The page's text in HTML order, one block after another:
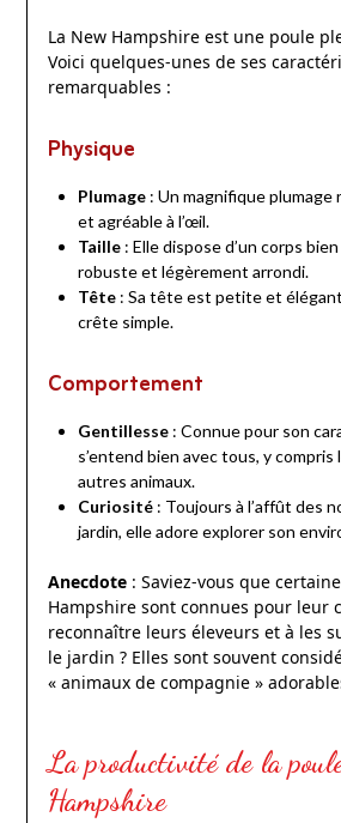
La New Hampshire est une poule
Voici quelques-unes de ses
remarquables :
Physique
Plumage: Un magnifique plumage
et agréable à l’œil.
Taille: Elle dispose d’un corps
robuste et légèrement arrondi.
Tête: Sa tête est petite et
crête simple.
Comportement
Gentillesse: Connue pour son
s’entend bien avec tous, y
autres animaux.
Curiosité: Toujours à l’affût des
jardin, elle adore explorer son
Anecdote: Saviez-vous que
Hampshire sont connues pour leur
reconnaître leurs éleveurs et à les
le jardin ? Elles sont souvent
« animaux de compagnie »
La productivité de la
Hampshire